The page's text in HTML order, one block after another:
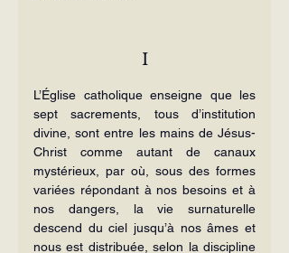
I
L’Église catholique enseigne que les
sept sacrements, tous d’institution
divine, sont entre les mains de Jésus-
Christ comme autant de canaux
mystérieux, par où, sous des formes
variées répondant à nos besoins et à
nos dangers, la vie surnaturelle
descend du ciel jusqu’à nos âmes et
nous est distribuée, selon la discipline